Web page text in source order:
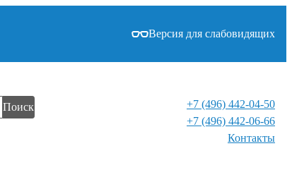
Версия для слабовидящих
Поиск
+7 (496) 442-04-50
+7 (496) 442-06-66
Контакты⁠